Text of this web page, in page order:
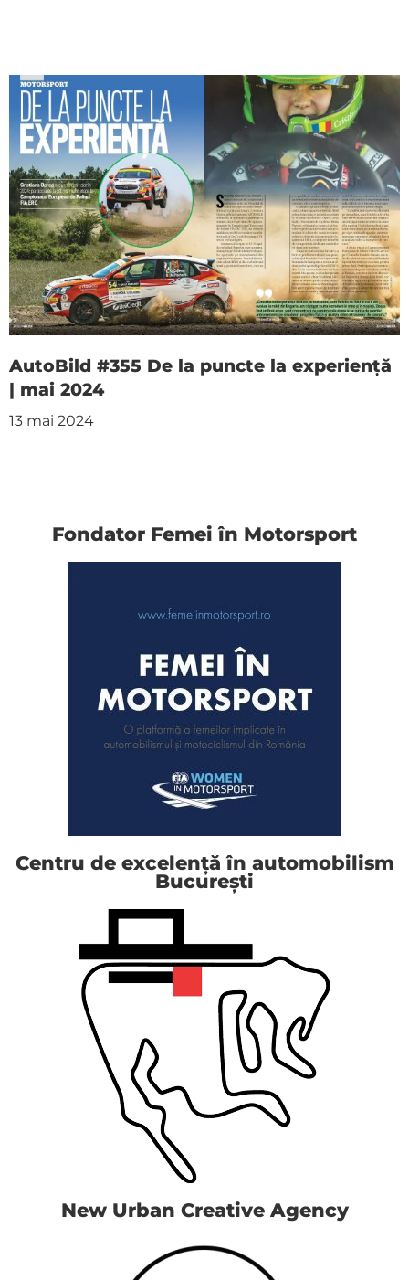
AutoBild #355 De la puncte la experiență
| mai 2024
13 mai 2024
Fondator Femei în Motorsport
Centru de excelență în automobilism
București
New Urban Creative Agency